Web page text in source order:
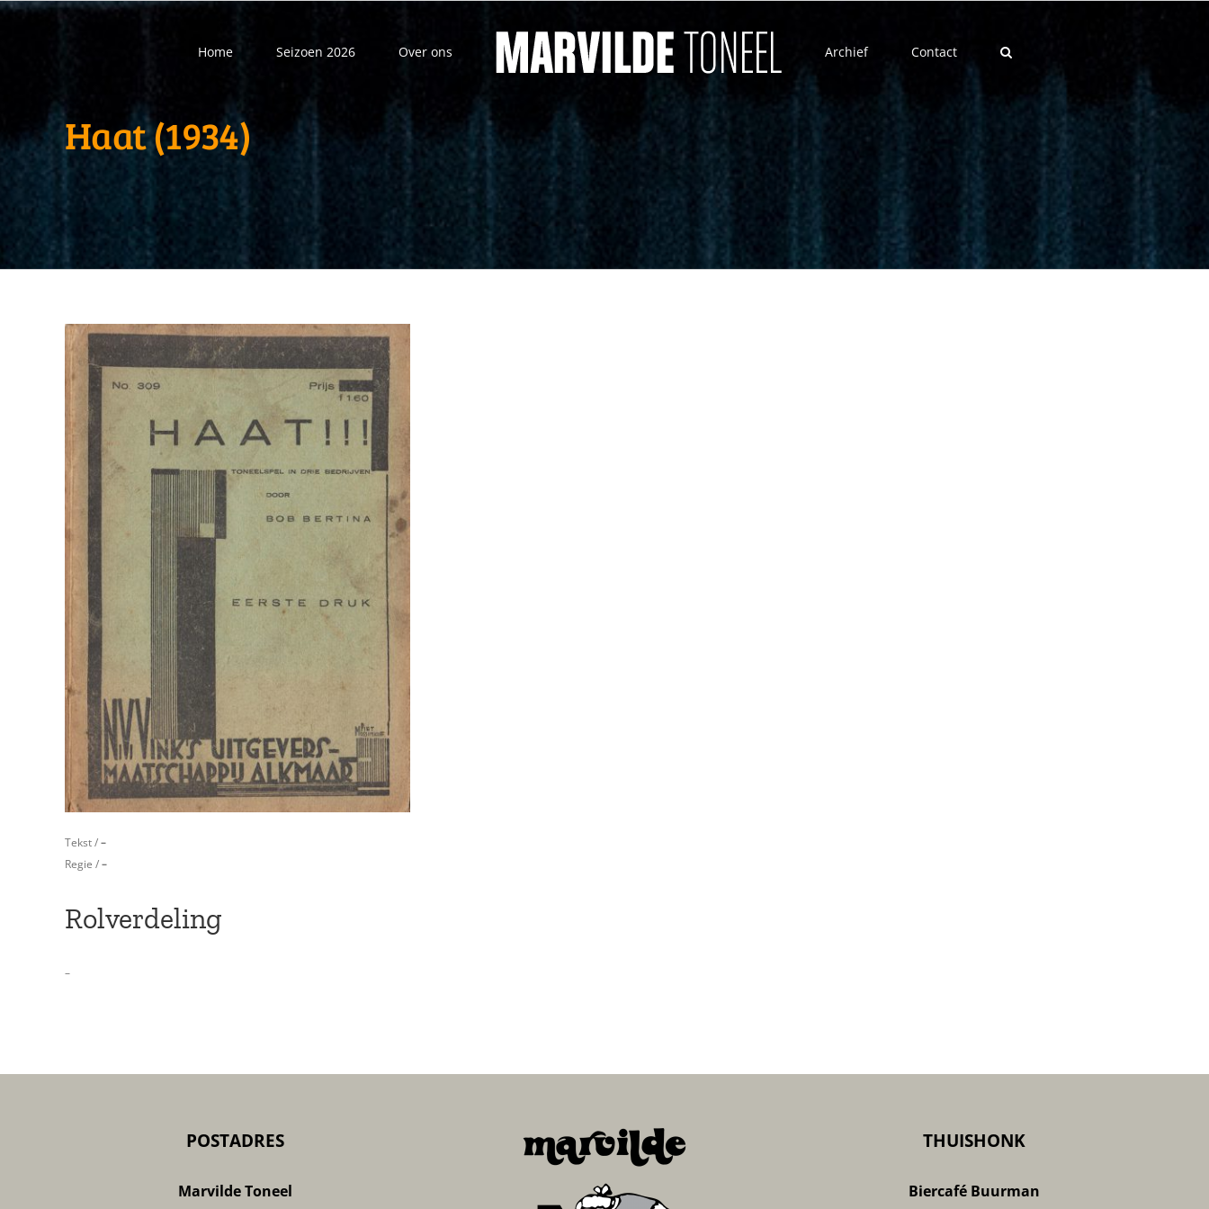
Ga
Home Seizoen 2026 Over ons Archief Contact
Haat (1934)
Tekst /–
Regie /–
Rolverdeling
–
POSTADRES
Marvilde Toneel
THUISHONK
Biercafé Buurman